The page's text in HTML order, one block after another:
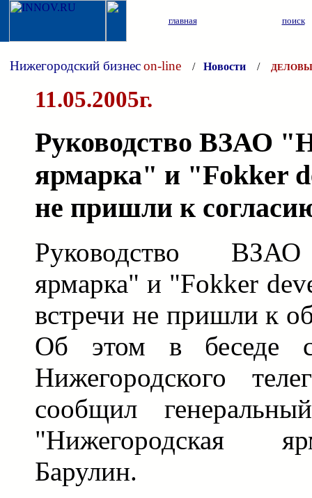
главная поиск
Нижегородский бизнесon-line / Новости /
11.05.2005г.
Руководство ВЗАО
ярмарка" и "Fokker
не пришли к
Руководство ВЗАО
ярмарка" и "Fokker
встречи не пришли к
Об этом в беседе с
Нижегородского
сообщил
"Нижегородская
Барулин.